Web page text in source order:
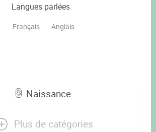
Langues parlées
Français Anglais
Naissance
Plus de catégories